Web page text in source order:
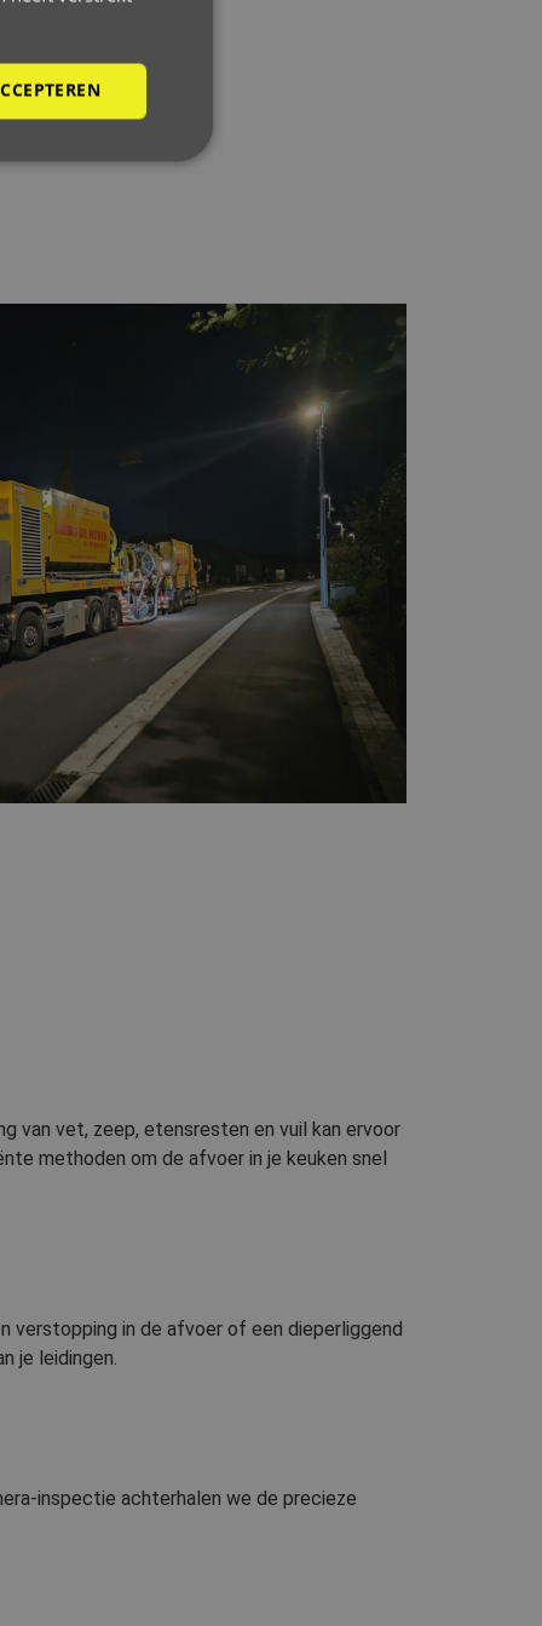
van vet, zeep, etensresten en vuil kan ervoor
methoden om de afvoer in je keuken snel
verstopping in de afvoer of een dieperliggend
je leidingen.
inspectie achterhalen we de precieze